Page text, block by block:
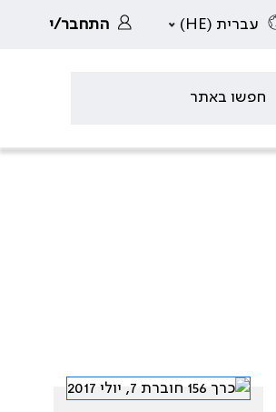
עברית (HE) התחבר/י